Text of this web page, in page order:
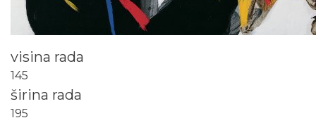
visina rada
145
širina rada
195